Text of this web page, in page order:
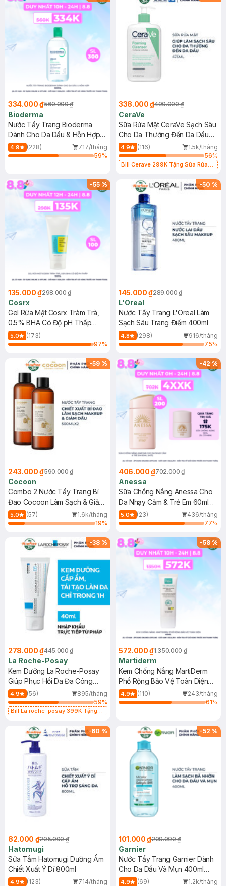
334.000 ₫560.000 ₫
Bioderma
Nước Tẩy Trang Bioderma
Dành Cho Da Dầu & Hỗn Hợp
500ml
4.9 (228)
717/tháng
59%
338.000 ₫490.000 ₫
CeraVe
Sữa Rửa Mặt CeraVe Sạch Sâu
Cho Da Thường Đến Da Dầu
473ml
4.9 (116)
1.5k/tháng
56%
Bill Cerave 299K Tặng Sữa Rửa
-55%
135.000 ₫298.000 ₫
Cosrx
Gel Rửa Mặt Cosrx Tràm Trà,
0.5% BHA Có Độ pH Thấp
150ml
5.0
(173)
97%
-50 %
145.000 ₫289.000 ₫
L'Oreal
Nước Tẩy Trang L'Oreal Làm
Sạch Sâu Trang Điểm 400ml
4.8 (298)
916/tháng
75%
-59 %
243.000 ₫590.000 ₫
Cocoon
Combo 2 Nước Tẩy Trang Bí
Đao Cocoon Làm Sạch & Giảm
Dầu 500ml
5.0 (57)
1.6k/tháng
19%
-42%
406.000 ₫702.000 ₫
Anessa
Sữa Chống Nắng Anessa Cho
Da Nhạy Cảm & Trẻ Em 60ml
(Mới)
5.0 (23)
436/tháng
77%
-38 %
278.000 ₫445.000 ₫
La Roche-Posay
Kem Dưỡng La Roche-Posay
Giúp Phục Hồi Da Đa Công
Dụng 40ml
4.9 (56)
895/tháng
59%
Bill La roche-posay 399K Tặng
(SL có hạn)
-58%
572.000 ₫1.350.000 ₫
Martiderm
Kem Chống Nắng MartiDerm
Phổ Rộng Bảo Vệ Toàn Diện
40ml
4.9 (110)
243/tháng
61%
-60 %
82.000 ₫205.000 ₫
Hatomugi
Sữa Tắm Hatomugi Dưỡng Ẩm
Chiết Xuất Ý Dĩ 800ml
4.9 (123)
714/tháng
-52 %
101.000 ₫209.000 ₫
Garnier
Nước Tẩy Trang Garnier Dành
Cho Da Dầu Và Mụn 400ml
(Mới)
4.9 (69)
1.2k/tháng